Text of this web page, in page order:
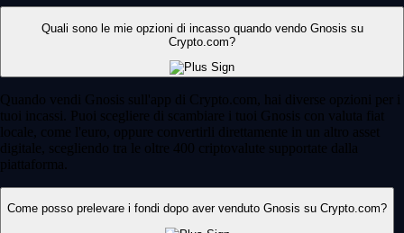
Quali sono le mie opzioni di incasso quando vendo Gnosis su
Crypto.com?
Quando vendi Gnosis sull'app di Crypto.com, hai diverse opzioni per i
tuoi incassi. Puoi scegliere di scambiare i tuoi Gnosis con valuta fiat
locale, come l'euro, oppure convertirli direttamente in un altro asset
digitale, scegliendo tra le oltre 400 criptovalute supportate dalla
piattaforma.
Come posso prelevare i fondi dopo aver venduto Gnosis su Crypto.com?